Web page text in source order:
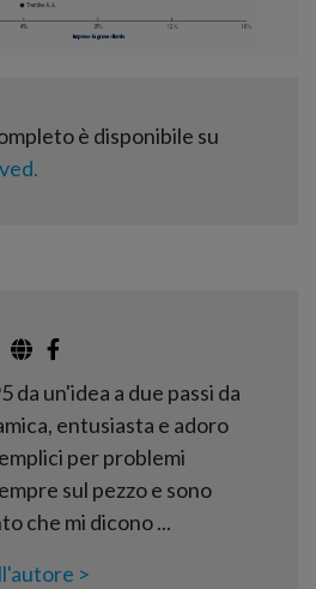
è disponibile su
da un'idea a due passi da
entusiasta e adoro
per problemi
sul pezzo e sono
che mi dicono ...
>